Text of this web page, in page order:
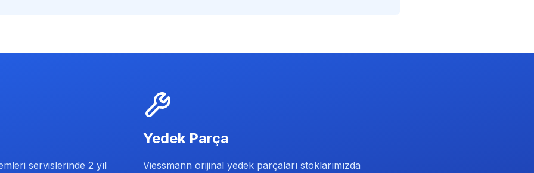
servislerinde 2 yıl
Yedek Parça
Viessmann orijinal yedek parçaları stoklarımızda